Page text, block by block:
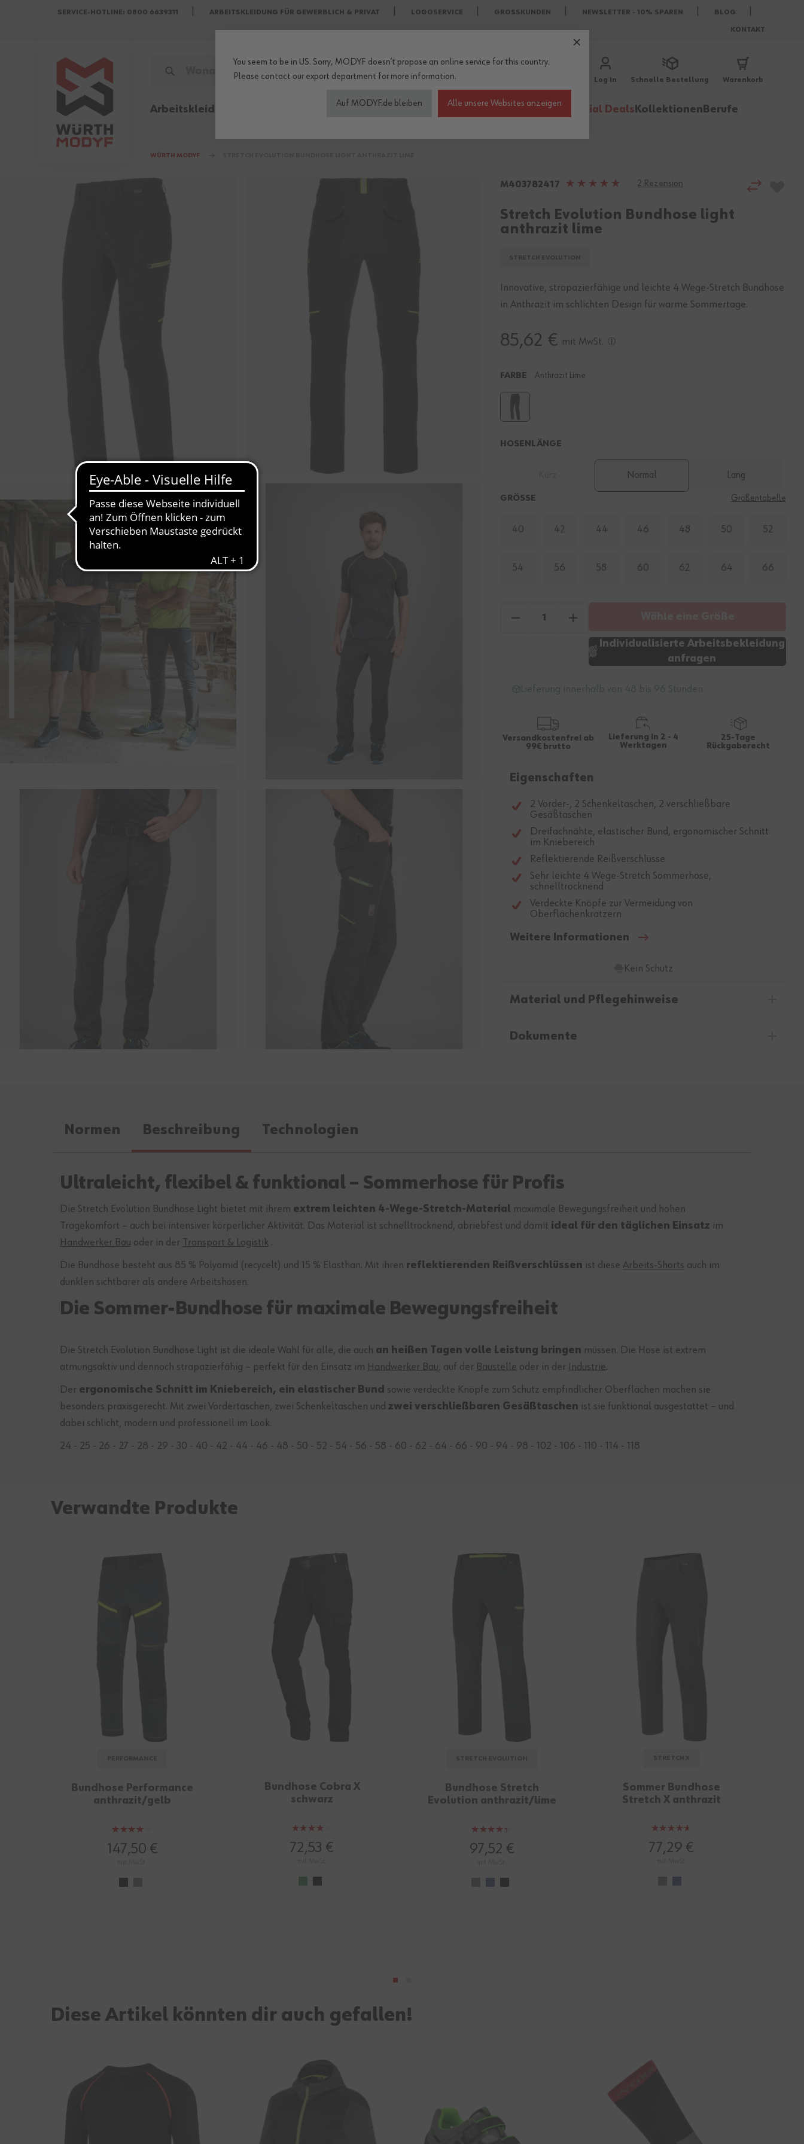
SERVICE-HOTLINE: 0800 6639311 ARBEITSKLEIDUNG FÜR GEWERBLICH & PRIVAT LOGOSERVICE GROSSKUNDEN NEWSLETTER - 10% SPAREN BLOG
KONTAKT
WONACH SUCHST DU?
Log In Schnelle Bestellung Warenkorb
Arbeitskleidung Wetterschutzkleidung Arbeitsschutz Zubehör Special Deals Kollektionen Berufe
WÜRTH MODYF
M403782417
Bewertung:
2 Rezension
Stretch Evolution Bundhose light
anthrazit lime
Innovative, strapazierfähige und leichte 4 Wege-Stretch Bundhose
in Anthrazit im schlichten Design für warme Sommertage.
85,62 € mit MwSt.
FARBE Anthrazit Lime
HOSENLÄNGE
Normal Lang
GRÖSSE Größentabelle
40 42 44 46 48 50 52
54 56 58 60 62 64 66
Individualisierte Arbeitsbekleidung
anfragen
Lieferung innerhalb von 48 bis 96 Stunden
Versandkostenfrei ab
99€ brutto
Lieferung in 2 - 4
Werktagen
25-Tage
Rückgaberecht
Eigenschaften
2 Vorder-, 2 Schenkeltaschen, 2 verschließbare
Gesäßtaschen
Dreifachnähte, elastischer Bund, ergonomischer Schnitt
im Kniebereich
Reflektierende Reißverschlüsse
Sehr leichte 4 Wege-Stretch Sommerhose,
schnelltrocknend
Verdeckte Knöpfe zur Vermeidung von
Oberflächenkratzern
Weitere Informationen
Kein Schutz
Material und Pflegehinweise
Dokumente
Normen Beschreibung Technologien
Ultraleicht, flexibel & funktional – Sommerhose für Profis
Die Stretch Evolution Bundhose Light bietet mit ihrem extrem leichten 4-Wege-Stretch-Material maximale Bewegungsfreiheit und hohen
Tragekomfort – auch bei intensiver körperlicher Aktivität. Das Material ist schnelltrocknend, abriebfest und damit ideal für den täglichen Einsatz im
Handwerker Bau oder in der Transport & Logistik .
Die Bundhose besteht aus 85 % Polyamid (recycelt) und 15 % Elasthan. Mit ihren reflektierenden Reißverschlüssen ist diese Arbeits-Shorts auch im
dunklen sichtbarer als andere Arbeitshosen.
Die Sommer-Bundhose für maximale Bewegungsfreiheit
Die Stretch Evolution Bundhose Light ist die ideale Wahl für alle, die auch an heißen Tagen volle Leistung bringen müssen. Die Hose ist extrem
atmungsaktiv und dennoch strapazierfähig – perfekt für den Einsatz im Handwerker Bau, auf der Baustelle oder in der Industrie.
Der ergonomische Schnitt im Kniebereich, ein elastischer Bund sowie verdeckte Knöpfe zum Schutz empfindlicher Oberflächen machen sie
besonders praxisgerecht. Mit zwei Vordertaschen, zwei Schenkeltaschen und zwei verschließbaren Gesäßtaschen ist sie funktional ausgestattet – und
dabei schlicht, modern und professionell im Look.
24 - 25 - 26 - 27 - 28 - 29 - 30 - 40 - 42 - 44 - 46 - 48 - 50 - 52 - 54 - 56 - 58 - 60 - 62 - 64 - 66 - 90 - 94 - 98 - 102 - 106 - 110 - 114 - 118
Verwandte Produkte
Bundhose Performance
anthrazit/gelb
Bewertung:
80%
147,50 €
Bundhose Cobra X
schwarz
Bewertung:
80%
72,53 €
Bundhose Stretch
Evolution anthrazit/lime
Bewertung:
86%
97,52 €
Sommer Bundhose
Stretch X anthrazit
Bewertung:
91%
77,29 €
Diese Artikel könnten dir auch gefallen!
You seem to be in US. Sorry, MODYF doesn’t propose an online service for this country.
Please contact our export department for more information.
Auf MODYF.de bleiben Alle unsere Websites anzeigen